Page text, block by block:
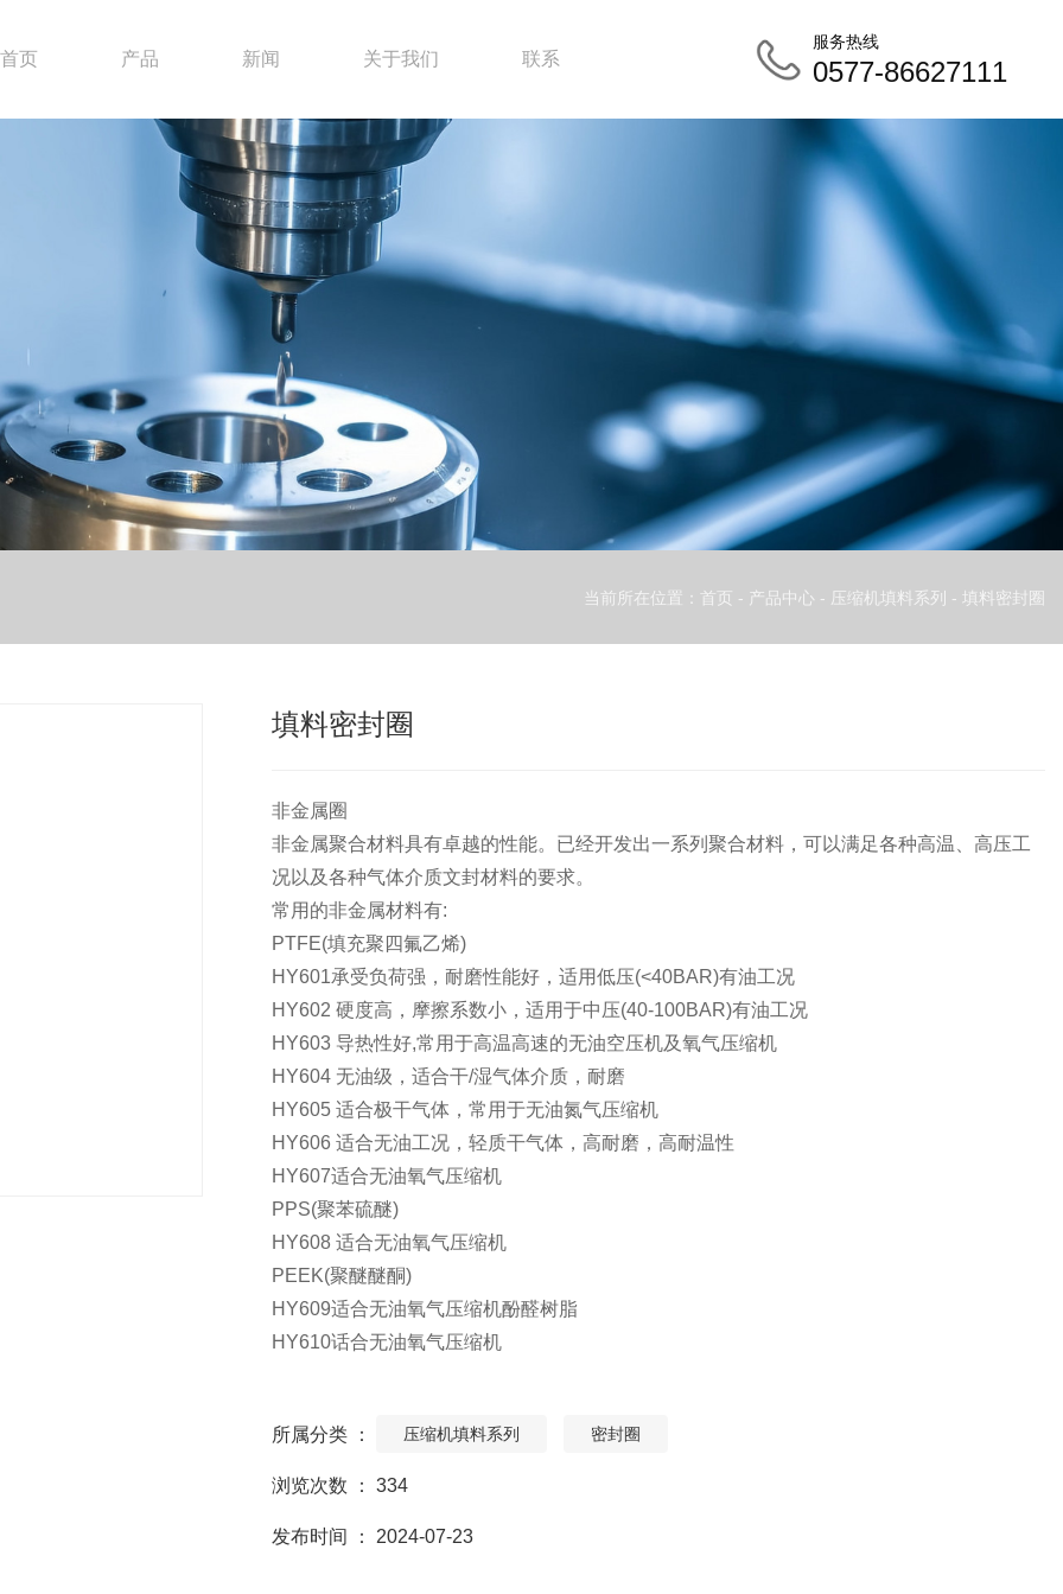
首页 产品 新闻 关于我们 联系
服务热线
0577-86627111
当前所在位置：首页 - 产品中心 - 压缩机填料系列 - 填料密封圈
填料密封圈
非金属圈
非金属聚合材料具有卓越的性能。已经开发出一系列聚合材料，可以满足各种高温、高压工
况以及各种气体介质文封材料的要求。
常用的非金属材料有:
PTFE(填充聚四氟乙烯)
HY601承受负荷强，耐磨性能好，适用低压(<40BAR)有油工况
HY602 硬度高，摩擦系数小，适用于中压(40-100BAR)有油工况
HY603 导热性好,常用于高温高速的无油空压机及氧气压缩机
HY604 无油级，适合干/湿气体介质，耐磨
HY605 适合极干气体，常用于无油氮气压缩机
HY606 适合无油工况，轻质干气体，高耐磨，高耐温性
HY607适合无油氧气压缩机
PPS(聚苯硫醚)
HY608 适合无油氧气压缩机
PEEK(聚醚醚酮)
HY609适合无油氧气压缩机酚醛树脂
HY610话合无油氧气压缩机
所属分类 ： 压缩机填料系列 密封圈
浏览次数 ：334
发布时间 ： 2024-07-23